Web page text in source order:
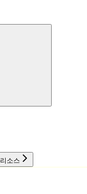
리소스